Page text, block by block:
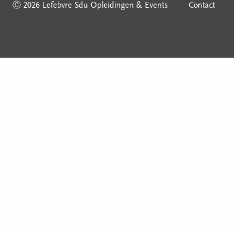
Ⓒ 2026 Lefebvre Sdu Opleidingen & Events Contact